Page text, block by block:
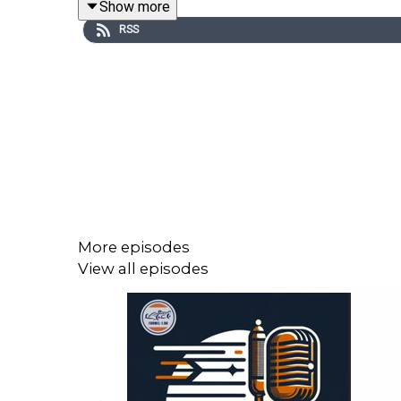
Liga Formel 1 fantasy: P714WQH7G01
Show more
RSS
More episodes
View all episodes